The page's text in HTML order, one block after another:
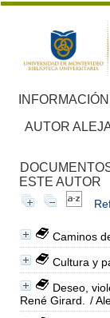
AUTOR
ESTE AUTOR
Caminos
Cultura y
Deseo,
René Girard.
/